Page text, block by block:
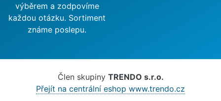
výběrem a zodpovíme
každou otázku. Sortiment
známe poslepu.
Člen skupiny TRENDO s.r.o.
Přejít na centrální eshop www.trendo.cz